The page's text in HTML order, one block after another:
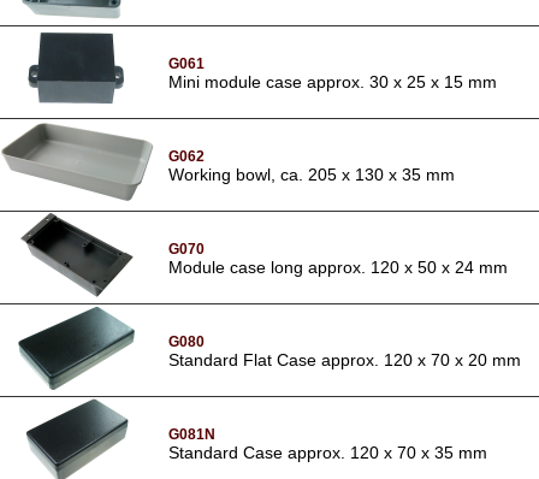
G061
Mini module case approx. 30 x 25 x 15 mm
G062
Working bowl, ca. 205 x 130 x 35 mm
G070
Module case long approx. 120 x 50 x 24 mm
G080
Standard Flat Case approx. 120 x 70 x 20 mm
G081N
Standard Case approx. 120 x 70 x 35 mm